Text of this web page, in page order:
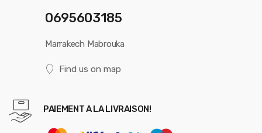
0695603185
Marrakech Mabrouka
Find us on map
PAIEMENT A LA LIVRAISON!